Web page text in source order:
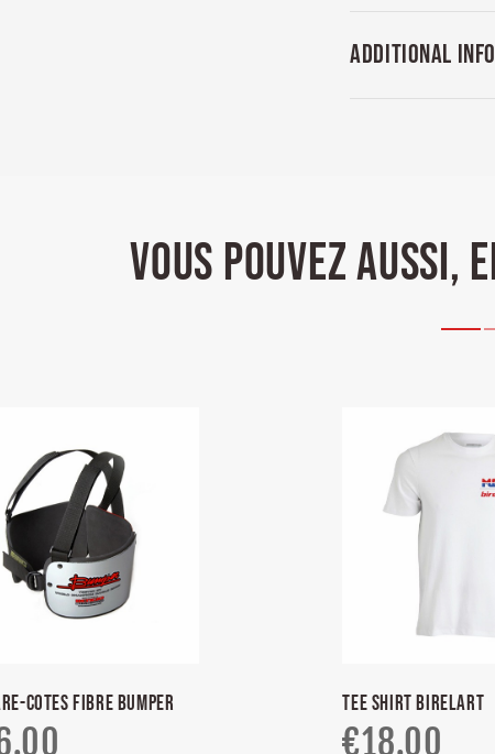
ADDITIONAL
VOUS POUVEZ AUSSI,
COTES FIBRE BUMPER TEE SHIRT BIRELART
€18.00